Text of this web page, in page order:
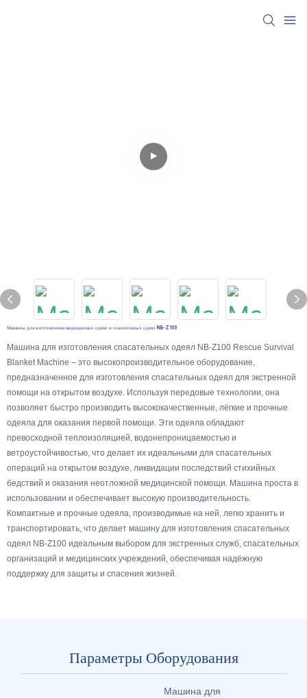
Машины для изготовления медицинских одеял и спасательных одеял NB-Z100
Машина для изготовления спасательных одеял NB-Z100 Rescue Survival
Blanket Machine – это высокопроизводительное оборудование,
предназначенное для изготовления спасательных одеял для экстренной
помощи на открытом воздухе. Используя передовые технологии, она
позволяет быстро производить высококачественные, лёгкие и прочные
одеяла для оказания первой помощи. Эти одеяла обладают
превосходной теплоизоляцией, водонепроницаемостью и
ветроустойчивостью, что делает их идеальными для спасательных
операций на открытом воздухе, ликвидации последствий стихийных
бедствий и оказания неотложной медицинской помощи. Машина проста в
использовании и обеспечивает высокую производительность.
Компактные и прочные одеяла, производимые на ней, легко хранить и
транспортировать, что делает машину для изготовления спасательных
одеял NB-Z100 идеальным выбором для экстренных служб, спасательных
организаций и медицинских учреждений, обеспечивая надёжную
поддержку для защиты и спасения жизней.
Параметры Оборудования
Машина для